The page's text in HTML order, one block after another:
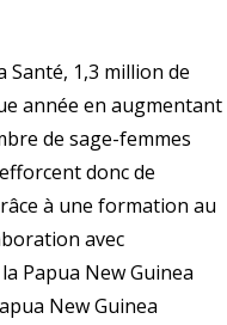
Santé, 1,3 million de
année en augmentant
de sage-femmes
donc de
à une formation au
avec
Papua New Guinea
New Guinea